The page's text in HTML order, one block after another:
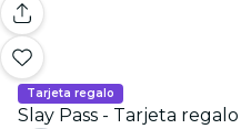
Tarjeta regalo
Slay Pass - Tarjeta